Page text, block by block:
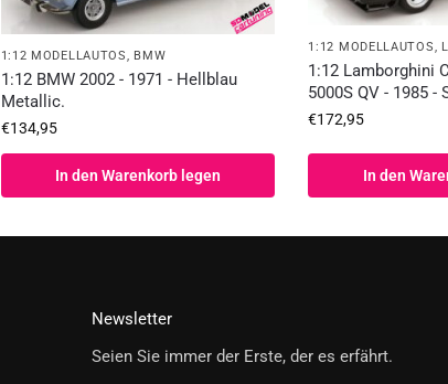
1:12 MODELLAUTOS, BMW
1:12 BMW 2002 - 1971 - Hellblau
Metallic.
€134,95
In den Warenkorb legen
1:12 MODELLAUTOS,
1:12 Lamborghini
5000S QV - 1985 -
€172,95
In den
Newsletter
Seien Sie immer der Erste, der es erfährt.